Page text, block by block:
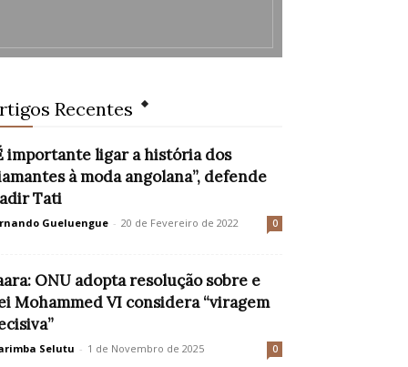
Recentes
importante ligar a história dos
à moda angolana”, defende
Tati
Gueluengue - 20 de Fevereiro de 2022 0
ONU adopta resolução sobre e
Mohammed VI considera “viragem
Selutu - 1 de Novembro de 2025 0